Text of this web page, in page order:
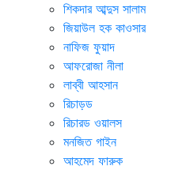
শিকদার আব্দুস সালাম
জিয়াউল হক কাওসার
নাফিজ ফুয়াদ
আফরোজা নীলা
লাব্বী আহসান
রিচাড়ড
রিচারড ওয়ালস
মনজিত গাইন
আহমেদ ফারুক